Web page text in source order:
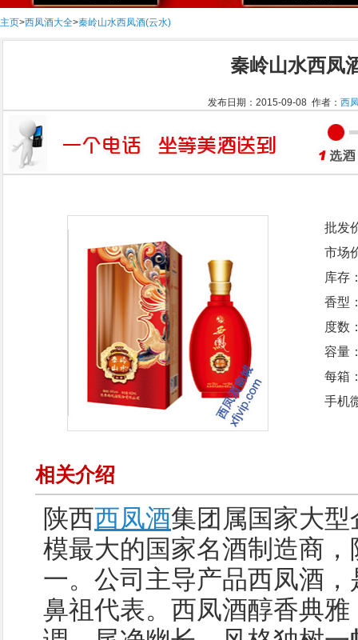
主页>西凤酒大全>秦岭山水西凤酒(云水)
秦岭山水西凤
发布日期：2015-09-08 作者： 西
批发
市场
库存
香型
度数
容量
每箱
手机
相关介绍
陕西西凤酒集团属国家大
模最大的国家名酒制造商
一。公司主导产品西凤酒
鼻祖代表。西凤酒醇香典